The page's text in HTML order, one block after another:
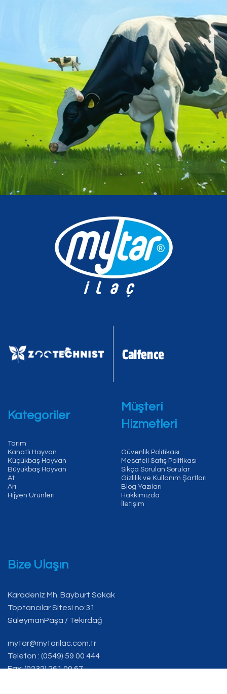
Kategoriler
Tarım
Kanatlı Hayvan
Küçükbaş Hayvan
Büyükbaş Hayvan
At
Arı
Hijyen Ürünleri
Müşteri
Hizmetleri
Güvenlik Politikası
Mesafeli Satış Politikası
Sıkça Sorulan Sorular
Gizlilik ve Kullanım Şartları
Blog Yazıları
Hakkımızda
İletişim
Bize Ulaşın
Karadeniz Mh. Bayburt Sokak
Toptancılar Sitesi no:31
SüleymanPaşa / Tekirdağ
mytar@mytarilac.com.tr
Telefon : (0549) 59 00 444
Fax: (0232) 261 00 67